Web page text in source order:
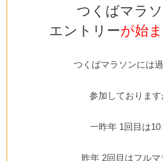
つくばマラ
エントリーが始
つくばマラソンには過
参加しております
一昨年 1回目は10
昨年 2回目はフルマ